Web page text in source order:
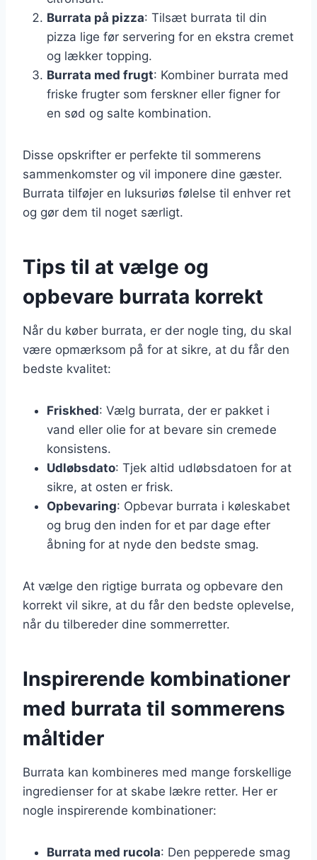
Burrata på pizza: Tilsæt burrata til din
pizza lige før servering for en ekstra cremet
og lækker topping.
Burrata med frugt: Kombiner burrata med
friske frugter som ferskner eller figner for
en sød og salte kombination.
Disse opskrifter er perfekte til sommerens
sammenkomster og vil imponere dine gæster.
Burrata tilføjer en luksuriøs følelse til enhver ret
og gør dem til noget særligt.
Tips til at vælge og
opbevare burrata korrekt
Når du køber burrata, er der nogle ting, du skal
være opmærksom på for at sikre, at du får den
bedste kvalitet:
Friskhed: Vælg burrata, der er pakket i
vand eller olie for at bevare sin cremede
konsistens.
Udløbsdato: Tjek altid udløbsdatoen for at
sikre, at osten er frisk.
Opbevaring: Opbevar burrata i køleskabet
og brug den inden for et par dage efter
åbning for at nyde den bedste smag.
At vælge den rigtige burrata og opbevare den
korrekt vil sikre, at du får den bedste oplevelse,
når du tilbereder dine sommerretter.
Inspirerende kombinationer
med burrata til sommerens
måltider
Burrata kan kombineres med mange forskellige
ingredienser for at skabe lækre retter. Her er
nogle inspirerende kombinationer:
Burrata med rucola: Den pepperede smag